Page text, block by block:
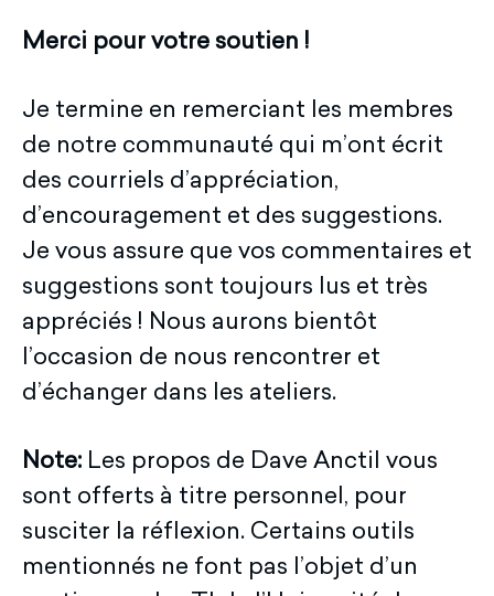
Merci pour votre soutien !
Je termine en remerciant les membres
de notre communauté qui m’ont écrit
des courriels d’appréciation,
d’encouragement et des suggestions.
Je vous assure que vos commentaires et
suggestions sont toujours lus et très
appréciés ! Nous aurons bientôt
l’occasion de nous rencontrer et
d’échanger dans les ateliers.
Note: Les propos de Dave Anctil vous
sont offerts à titre personnel, pour
susciter la réflexion. Certains outils
mentionnés ne font pas l’objet d’un